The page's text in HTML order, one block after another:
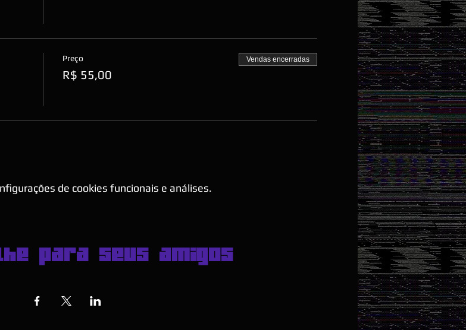
Preço
R$ 55,00
Vendas encerradas
de cookies funcionais e análises.
para seus amigos